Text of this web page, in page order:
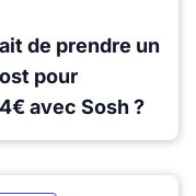
de prendre un
pour
avec Sosh ?